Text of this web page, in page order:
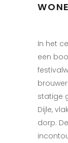
In het
een
statige
Dijle,
dorp.